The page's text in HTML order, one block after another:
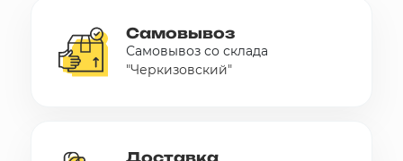
Самовывоз
Самовывоз со склада
"Черкизовский"
Доставка